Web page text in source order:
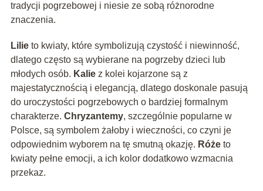
tradycji pogrzebowej i niesie ze sobą różnorodne
znaczenia.
Lilieto kwiaty, które symbolizują czystość i niewinność,
dlatego często są wybierane na pogrzeby dzieci lub
młodych osób. Kaliez kolei kojarzone są z
majestatycznością i elegancją, dlatego doskonale pasują
do uroczystości pogrzebowych o bardziej formalnym
charakterze. Chryzantemy, szczególnie popularne w
Polsce, są symbolem żałoby i wieczności, co czyni je
odpowiednim wyborem na tę smutną okazję. Różeto
kwiaty pełne emocji, a ich kolor dodatkowo wzmacnia
przekaz.